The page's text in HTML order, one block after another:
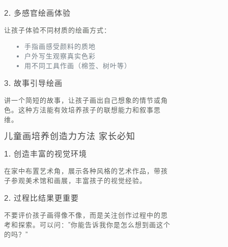
2. 多感官绘画体验
让孩子体验不同材质的绘画方式：
手指画感受颜料的质地
户外写生观察真实色彩
用不同工具作画（棉签、树叶等）
3. 故事引导绘画
讲一个简短的故事，让孩子画出自己想象的情节或角
色。这种方法能有效培养孩子的联想能力和叙事思
维。
儿童画培养创造力方法 家长必知
1. 创造丰富的视觉环境
在家中布置艺术角，展示各种风格的艺术作品，带孩
子参观美术馆和画展，丰富孩子的视觉经验。
2. 过程比结果更重要
不要评价孩子画得像不像，而是关注创作过程中的思
考和探索。可以问：”你能告诉我你是怎么想到画这个
的吗？”